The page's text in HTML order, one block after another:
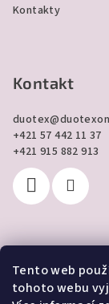
Tento web
tohoto webu
Kontakty
Kontakt
duotex@
+421 57 442 11 37
+421 915 882 913
Přijímáme